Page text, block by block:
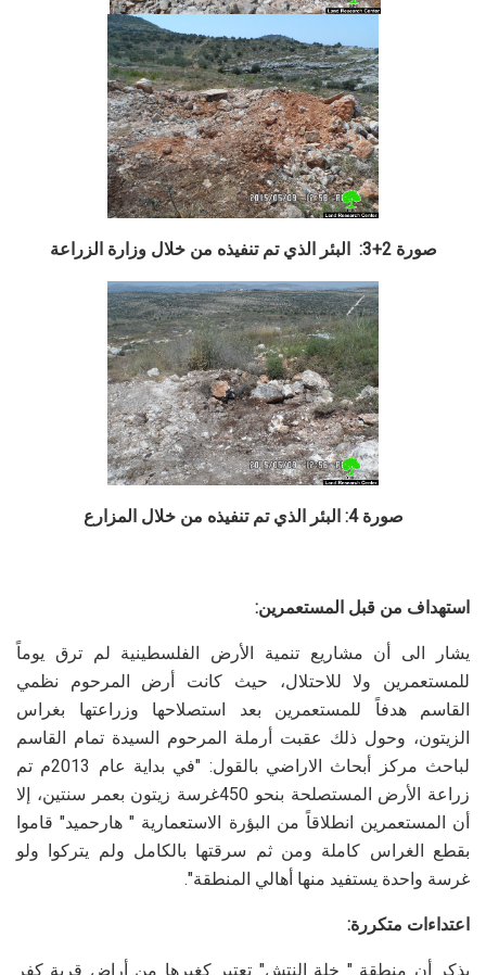
صورة 2+3: البئر الذي تم تنفيذه من خلال وزارة الزراعة
صورة 4: البئر الذي تم تنفيذه من خلال المزارع
استهداف من قبل المستعمرين:
يشار الى أن مشاريع تنمية الأرض الفلسطينية لم ترق يوماً
للمستعمرين ولا للاحتلال، حيث كانت أرض المرحوم نظمي
القاسم هدفاً للمستعمرين بعد استصلاحها وزراعتها بغراس
الزيتون، وحول ذلك عقبت أرملة المرحوم السيدة تمام القاسم
لباحث مركز أبحاث الاراضي بالقول:
"في بداية عام 2013م تم
زراعة الأرض المستصلحة بنحو 450غرسة زيتون بعمر سنتين، إلا
أن المستعمرين انطلاقاً من البؤرة الاستعمارية " هارحميد" قاموا
بقطع الغراس كاملة ومن ثم سرقتها بالكامل ولم يتركوا ولو
غرسة واحدة يستفيد منها أهالي المنطقة".
اعتداءات متكررة:
يذكر أن منطقة " خلة النتش" تعتبر كغيرها من أراض قرية كفر